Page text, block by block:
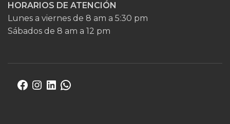
HORARIOS DE ATENCIÓN
Lunes a viernes de 8 am a 5:30 pm
Sábados de 8 am a 12 pm